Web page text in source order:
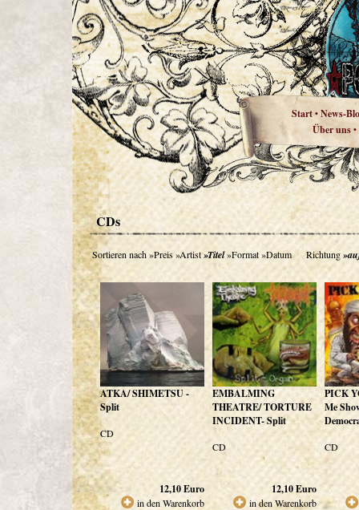
Start•News-
Über uns•
CDs
Sortieren nach»Preis»Artist»Titel»Format»Datum Richtung
ATKA/ SHIMETSU -
Split
CD
12,10Euro
in den Warenkorb
EMBALMING
THEATRE/ TORTURE
INCIDENT- Split
CD
12,10Euro
in den Warenkorb
PICK
Me
CD